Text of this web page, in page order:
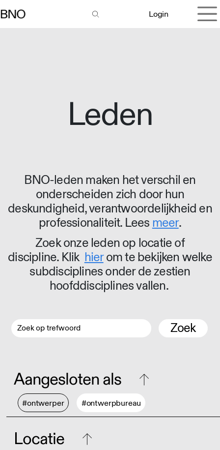
Login
Leden
BNO-leden maken het verschil en
onderscheiden zich door hun
deskundigheid, verantwoordelijkheid en
professionaliteit. Lees meer.
Zoek onze leden op locatie of
discipline. Klik hierom te bekijken welke
subdisciplines onder de zestien
hoofddisciplines vallen.
Zoek
Aangesloten als
#ontwerper #ontwerpbureau
Locatie